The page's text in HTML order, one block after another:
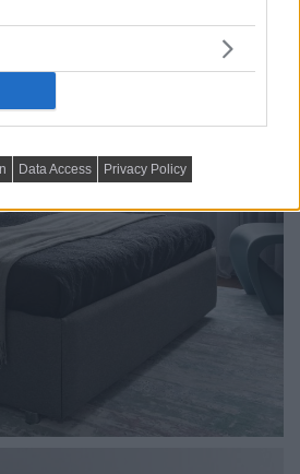
Data Access Privacy Policy